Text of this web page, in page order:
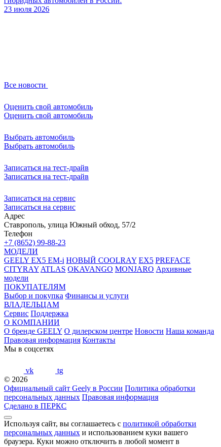
23 июля 2026
Все новости
Оценить свой автомобиль
Оценить свой автомобиль
Выбрать автомобиль
Выбрать автомобиль
Записаться на тест-драйв
Записаться на тест-драйв
Записаться на сервис
Записаться на сервис
Адрес
Ставрополь, улица Южный обход, 57/2
Телефон
+7 (8652) 99-88-23
МОДЕЛИ
GEELY EX5 EM-i НОВЫЙ COOLRAY EX5 PREFACE
CITYRAY ATLAS OKAVANGO MONJARO Архивные
модели
ПОКУПАТЕЛЯМ
Выбор и покупка Финансы и услуги
ВЛАДЕЛЬЦАМ
Сервис Поддержка
О КОМПАНИИ
О бренде GEELY О дилерском центре Новости Наша команда
Правовая информация Контакты
Мы в соцсетях
vk
tg
© 2026
Официальный сайт Geely в России Политика обработки
персональных данных Правовая информация
Сделано в ПЕРКС
Используя сайт, вы соглашаетесь с политикой обработки
персональных данных и использованием куки вашего
браузера. Куки можно отключить в любой момент в